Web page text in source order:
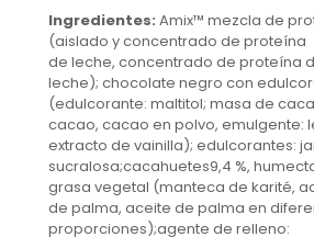
Ingredientes: Amix™ mezcla de
(aislado y concentrado de proteína
de leche, concentrado de proteína
leche); chocolate negro con
(edulcorante: maltitol; masa de
cacao, cacao en polvo, emulgente:
extracto de vainilla); edulcorantes:
sucralosa;cacahuetes9,4 %,
grasa vegetal (manteca de karité,
de palma, aceite de palma en
proporciones);agente de relleno: